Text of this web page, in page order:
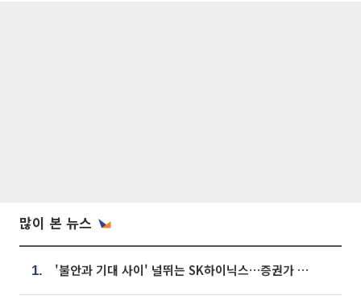
많이 본 뉴스
1. '불안과 기대 사이' 널뛰는 SK하이닉스…증권가 "HBM4·LTA 기반 펀터멘털 견고"